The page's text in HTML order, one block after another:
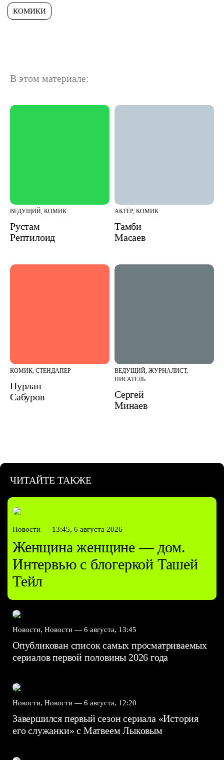
КОМИКИ
В этом материале:
ВЕДУЩИЙ, КОМИК
Рустам
Рептилоид
АКТЁР, КОМИК
Тамби
Масаев
КОМИК, СТЕНДАПЕР
Нурлан
Сабуров
ВЕДУЩИЙ, ЖУРНАЛИСТ,
ПИСАТЕЛЬ
Сергей
Минаев
ЧИТАЙТЕ ТАКЖЕ
Новости — 13:45, 6 августа 2026
Женщина женщине — дом.
Интервью с блогеркой Ташей
Тейл
Новости, Новости — 6 августа, 13:45
Опубликован список самых просматриваемых
сериалов первой половины 2026 года
Новости, Новости — 6 августа, 12:20
Завершился первый сезон сериала «История
его служанки» с Матвеем Лыковым